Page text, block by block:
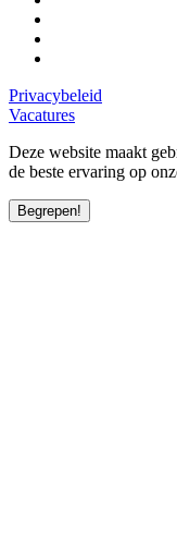
Privacybeleid
Vacatures
Deze website maakt
de beste ervaring op
Begrepen!